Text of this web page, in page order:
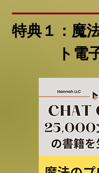
特典１：魔
ト電